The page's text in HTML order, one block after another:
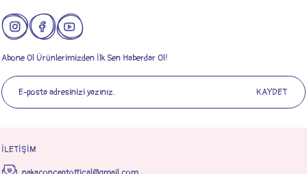
Abone Ol Ürünlerimizden İlk Sen Haberdar Ol!
KAYDET
İLETİŞİM